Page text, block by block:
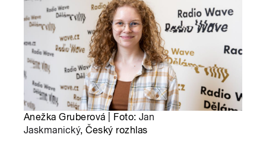
Anežka Gruberová | Foto: Jan
Jaskmanický, Český rozhlas